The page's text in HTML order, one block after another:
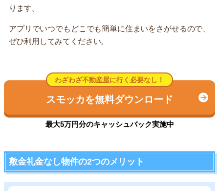
ります。
アプリでいつでもどこでも簡単に住まいをさがせるので、
ぜひ利用してみてください。
わざわざ不動産屋に行く必要なし！
スモッカを無料ダウンロード
最大5万円分のキャッシュバック実施中
敷金礼金なし物件の2つのメリット